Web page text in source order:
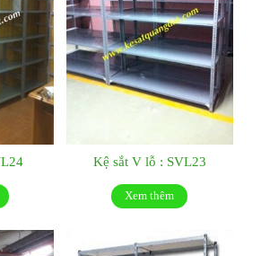
Kệ sắt V lỗ : SVL23
Xem thêm